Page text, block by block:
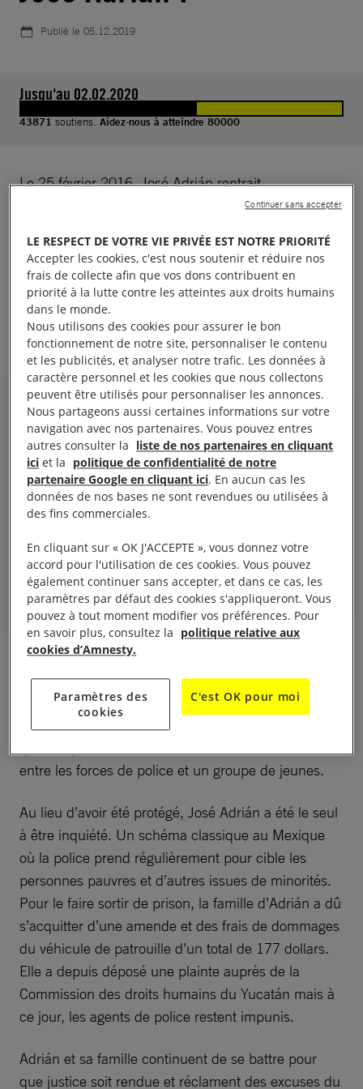
Publié le 05.12.2019
Jusqu'au 02.02.2020
43871 soutiens. Aidez-nous à atteindre 80000
Le 25 février 2016, José Adrián rentrait
tranquillement de l’école à pied à X-Can, ville de la
Mexique.
Sans explication, des agents de police l’ont arrêté et
battu avant de l’emmener au commissariat de
Chemax, où ils l’ont suspendu avec des menottes.
Ils m’ont laissé comme cela
pendant presque une demi-
heure, je dirais. (…) Ils m’ont
puis ils m’ont giflé.
José Adrián, 14 ans au moment des faits
Adrián est maya et souffre d’un handicap auditif qui
l’a empêché de communiquer correctement durant
son calvaire. Son seul crime: avoir été au mauvais
endroit, au mauvais moment, dans une rue d’un
entre les forces de police et un groupe de jeunes.
Au lieu d’avoir été protégé, José Adrián a été le seul
à être inquiété. Un schéma classique au Mexique
où la police prend régulièrement pour cible les
personnes pauvres et d’autres issues de minorités.
Pour le faire sortir de prison, la famille d’Adrián a dû
s’acquitter d’une amende et des frais de dommages
du véhicule de patrouille d’un total de 177 dollars.
Elle a depuis déposé une plainte auprès de la
Commission des droits humains du Yucatán mais à
ce jour, les agents de police restent impunis.
Adrián et sa famille continuent de se battre pour
que justice soit rendue et réclament des excuses du
LE RESPECT DE VOTRE VIE PRIVÉE EST NOTRE PRIORITÉ
Accepter les cookies, c'est nous soutenir et réduire nos
frais de collecte afin que vos dons contribuent en
priorité à la lutte contre les atteintes aux droits humains
dans le monde.
Nous utilisons des cookies pour assurer le bon
fonctionnement de notre site, personnaliser le contenu
et les publicités, et analyser notre trafic. Les données à
caractère personnel et les cookies que nous collectons
peuvent être utilisés pour personnaliser les annonces.
Nous partageons aussi certaines informations sur votre
navigation avec nos partenaires. Vous pouvez entres
autres consulter la liste de nos partenaires en cliquant
ici et la politique de confidentialité de notre
partenaire Google en cliquant ici. En aucun cas les
données de nos bases ne sont revendues ou utilisées à
des fins commerciales.
En cliquant sur « OK J'ACCEPTE », vous donnez votre
accord pour l'utilisation de ces cookies. Vous pouvez
également continuer sans accepter, et dans ce cas, les
paramètres par défaut des cookies s'appliqueront. Vous
pouvez à tout moment modifier vos préférences. Pour
en savoir plus, consultez la politique relative aux
cookies d’Amnesty.
Paramètres des
cookies
C'est OK pour moi
Continuer sans accepter